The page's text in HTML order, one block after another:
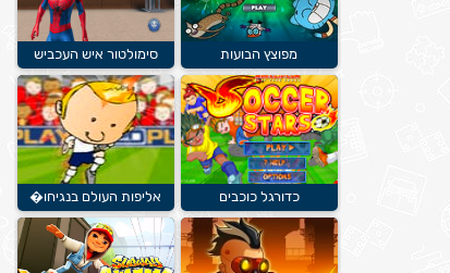
מפוצץ הבועות סימולטור איש העכביש
כדורגל כוכבים אליפות העולם בנגיחו�